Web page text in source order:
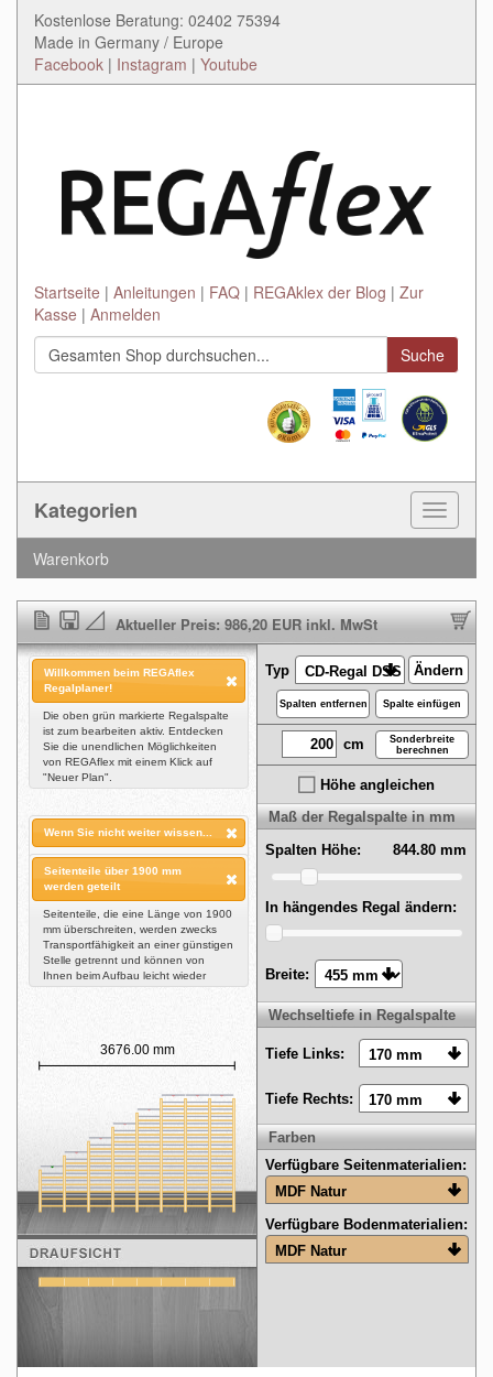
Kostenlose Beratung: 02402 75394
Made in Germany / Europe
Facebook | Instagram | Youtube
Startseite Anleitungen FAQ REGAklex der Blog
Zur
Kasse
Anmelden
Suche
Kategorien
Toggle
Warenkorb
Neuer Plan
Speichern
Wand definieren
3676.00 mm
Typ Ändern
Spalte einfügen
Spalten entfernen
Sonderbreite
berechnen
Höhe angleichen
Maß der Regalspalte in mm
Spalten Höhe:
In hängendes Regal ändern:
Breite:
Wechseltiefe in Regalspalte
Tiefe Links:
Tiefe Rechts:
Farben
Verfügbare Seitenmaterialien:
Verfügbare Bodenmaterialien:
Willkommen beim REGAflex
Regalplaner!
Die oben grün markierte Regalspalte
ist zum bearbeiten aktiv. Entdecken
Sie die unendlichen Möglichkeiten
von REGAflex mit einem Klick auf
"Neuer Plan".
Wenn Sie nicht weiter wissen...
... finden Sie unter dem Planer schon
einiges an "erster Hilfe". Wir sind
außerdem von 9:00 - 17:00 Mo.-Fr.
per Support-Ticket zu erreichen.
Die Lieferzeit
Geplante Regale sind in der Regel
nach ca. 8 - 10 Arbeitstagen lieferbar,
bei einigen Planungen oder sehr
hohem Bestellaufkommen kann es
bis zu 20 Arbeitstagen dauern.
Seitenteile über 1900 mm
werden geteilt
Seitenteile, die eine Länge von 1900
mm überschreiten, werden zwecks
Transportfähigkeit an einer günstigen
Stelle getrennt und können von
Ihnen beim Aufbau leicht wieder
zusammen gesteckt werden.